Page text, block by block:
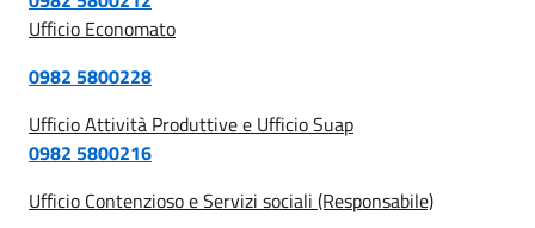
Ufficio Economato
0982 5800228
Ufficio Attività Produttive e Ufficio Suap
0982 5800216
Ufficio Contenzioso e Servizi sociali (Responsabile)